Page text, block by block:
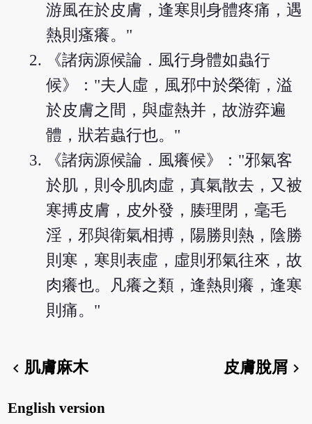
游風在於皮膚，逢寒則身體疼痛，遇
熱則瘙癢。"
《諸病源候論．風行身體如蟲行
候》："夫人虛，風邪中於榮衛，溢
於皮膚之間，與虛熱并，故游弈遍
體，狀若蟲行也。"
《諸病源候論．風癢候》："邪氣客
於肌，則令肌肉虛，真氣散去，又被
寒搏皮膚，皮外發，腠理閉，毫毛
淫，邪與衛氣相搏，陽勝則熱，陰勝
則寒，寒則表虛，虛則邪氣往來，故
肉癢也。凡癢之類，逢熱則癢，逢寒
則痛。"
chevron_left肌膚麻木 皮膚脫屑chevron_right
English version